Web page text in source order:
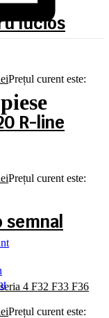
lucios
Prețul curent este:
R-line
Prețul curent este:
Prețul curent este: